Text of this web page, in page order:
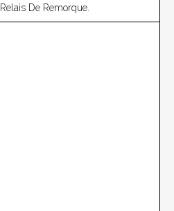
Relais De Remorque.